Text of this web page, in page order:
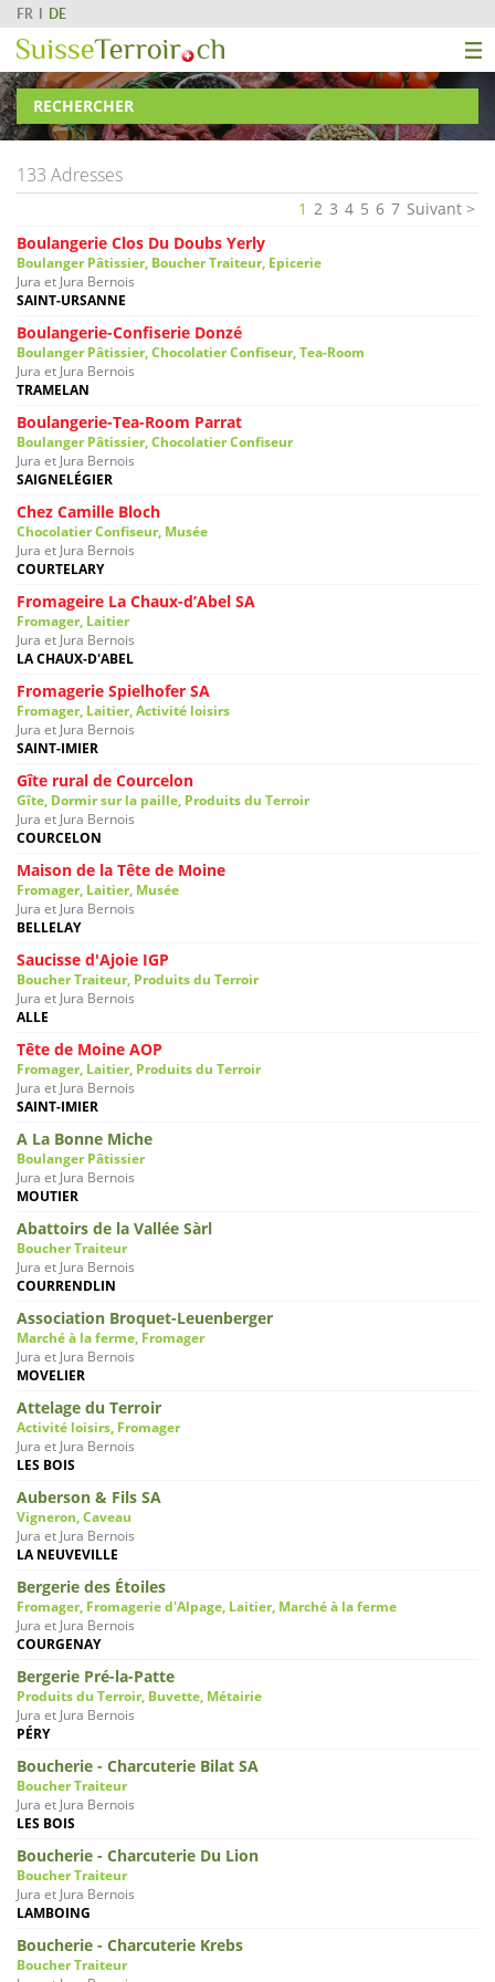
FR DE
RECHERCHER
133 Adresses
1 2 3 4 5 6 7 Suivant
Boulangerie Clos Du Doubs Yerly
Boulanger Pâtissier, Boucher Traiteur, Epicerie
Jura et Jura Bernois
SAINT-URSANNE
Boulangerie-Confiserie Donzé
Boulanger Pâtissier, Chocolatier Confiseur, Tea-Room
Jura et Jura Bernois
TRAMELAN
Boulangerie-Tea-Room Parrat
Boulanger Pâtissier, Chocolatier Confiseur
Jura et Jura Bernois
SAIGNELÉGIER
Chez Camille Bloch
Chocolatier Confiseur, Musée
Jura et Jura Bernois
COURTELARY
Fromageire La Chaux-d’Abel SA
Fromager, Laitier
Jura et Jura Bernois
LA CHAUX-D'ABEL
Fromagerie Spielhofer SA
Fromager, Laitier, Activité loisirs
Jura et Jura Bernois
SAINT-IMIER
Gîte rural de Courcelon
Gîte, Dormir sur la paille, Produits du Terroir
Jura et Jura Bernois
COURCELON
Maison de la Tête de Moine
Fromager, Laitier, Musée
Jura et Jura Bernois
BELLELAY
Saucisse d'Ajoie IGP
Boucher Traiteur, Produits du Terroir
Jura et Jura Bernois
ALLE
Tête de Moine AOP
Fromager, Laitier, Produits du Terroir
Jura et Jura Bernois
SAINT-IMIER
A La Bonne Miche
Boulanger Pâtissier
Jura et Jura Bernois
MOUTIER
Abattoirs de la Vallée Sàrl
Boucher Traiteur
Jura et Jura Bernois
COURRENDLIN
Association Broquet-Leuenberger
Marché à la ferme, Fromager
Jura et Jura Bernois
MOVELIER
Attelage du Terroir
Activité loisirs, Fromager
Jura et Jura Bernois
LES BOIS
Auberson & Fils SA
Vigneron, Caveau
Jura et Jura Bernois
LA NEUVEVILLE
Bergerie des Étoiles
Fromager, Fromagerie d'Alpage, Laitier, Marché à la ferme
Jura et Jura Bernois
COURGENAY
Bergerie Pré-la-Patte
Produits du Terroir, Buvette, Métairie
Jura et Jura Bernois
PÉRY
Boucherie - Charcuterie Bilat SA
Boucher Traiteur
Jura et Jura Bernois
LES BOIS
Boucherie - Charcuterie Du Lion
Boucher Traiteur
Jura et Jura Bernois
LAMBOING
Boucherie - Charcuterie Krebs
Boucher Traiteur